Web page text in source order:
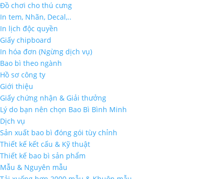
Đồ chơi cho thú cưng
In tem, Nhãn, Decal,..
In lịch độc quyền
Giấy chipboard
In hóa đơn (Ngừng dịch vụ)
Bao bì theo ngành
Hồ sơ công ty
Giới thiệu
Giấy chứng nhận & Giải thưởng
Lý do bạn nên chọn Bao Bì Bình Minh
Dịch vụ
Sản xuất bao bì đóng gói tùy chỉnh
Thiết kế kết cấu & Kỹ thuật
Thiết kế bao bì sản phẩm
Mẫu & Nguyên mẫu